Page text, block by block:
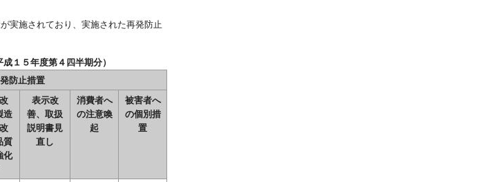
実施されており、実施された再発防止
年度第４四半期分）
防止措置
造
質
化
表示改
善、取扱
説明書見
直し
消費者へ
の注意喚
起
被害者へ
の個別措
置